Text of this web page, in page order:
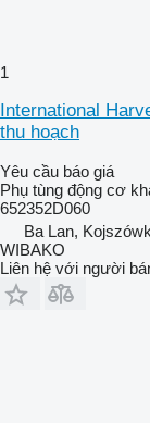
1
International
thu hoạch
Yêu cầu báo giá
Phụ tùng động cơ
652352D060
Ba Lan,
WIBAKO
Liên hệ với người